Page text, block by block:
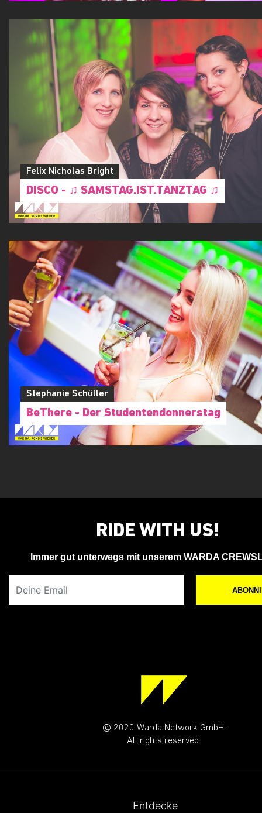
Felix Nicholas Bright
DISCO - ♫ SAMSTAG.IST.TANZTAG ♫
Stephanie Schüller
BeThere - Der Studentendonnerstag
RIDE WITH US!
Immer gut unterwegs mit unserem WARDA
@ 2020 Warda Network GmbH.
All rights reserved.
Entdecke